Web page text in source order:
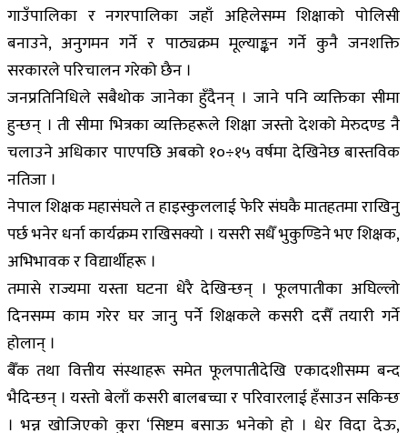
गाउँपालिका र नगरपालिका जहाँ अहिलेसम्म शिक्षाको पोलिसी
बनाउने, अनुगमन गर्ने र पाठ्यक्रम मूल्याङ्कन गर्ने कुनै जनशक्ति
सरकारले परिचालन गरेको छैन ।
जनप्रतिनिधिले सबैथोक जानेका हुँदैनन् । जाने पनि व्यक्तिका सीमा
हुन्छन् । ती सीमा भित्रका व्यक्तिहरूले शिक्षा जस्तो देशको मेरुदण्ड नै
चलाउने अधिकार पाएपछि अबको १०÷१५ वर्षमा देखिनेछ बास्तविक
नतिजा ।
नेपाल शिक्षक महासंघले त हाइस्कुललाई फेरि संघकै मातहतमा राखिनु
पर्छ भनेर धर्ना कार्यक्रम राखिसक्यो । यसरी सधैँ भुकुण्डिने भए शिक्षक,
अभिभावक र विद्यार्थीहरू ।
तमासे राज्यमा यस्ता घटना धेरै देखिन्छन् । फूलपातीका अघिल्लो
दिनसम्म काम गरेर घर जानु पर्ने शिक्षकले कसरी दसैँ तयारी गर्ने
होलान् ।
बैँक तथा वित्तीय संस्थाहरू समेत फूलपातीदेखि एकादशीसम्म बन्द
भैदिन्छन् । यस्तो बेलाँ कसरी बालबच्चा र परिवारलाई हँसाउन सकिन्छ
। भन्न खोजिएको कुरा ‘सिष्टम बसाऊ भनेको हो । धेर विदा देऊ,